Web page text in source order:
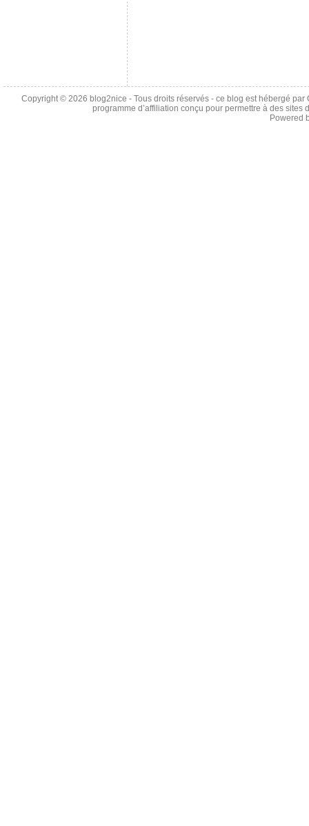
Copyright © 2026 blog2nice - Tous droits réservés - ce blog est hébergé
programme d’affiliation conçu pour permettre à des
Powered